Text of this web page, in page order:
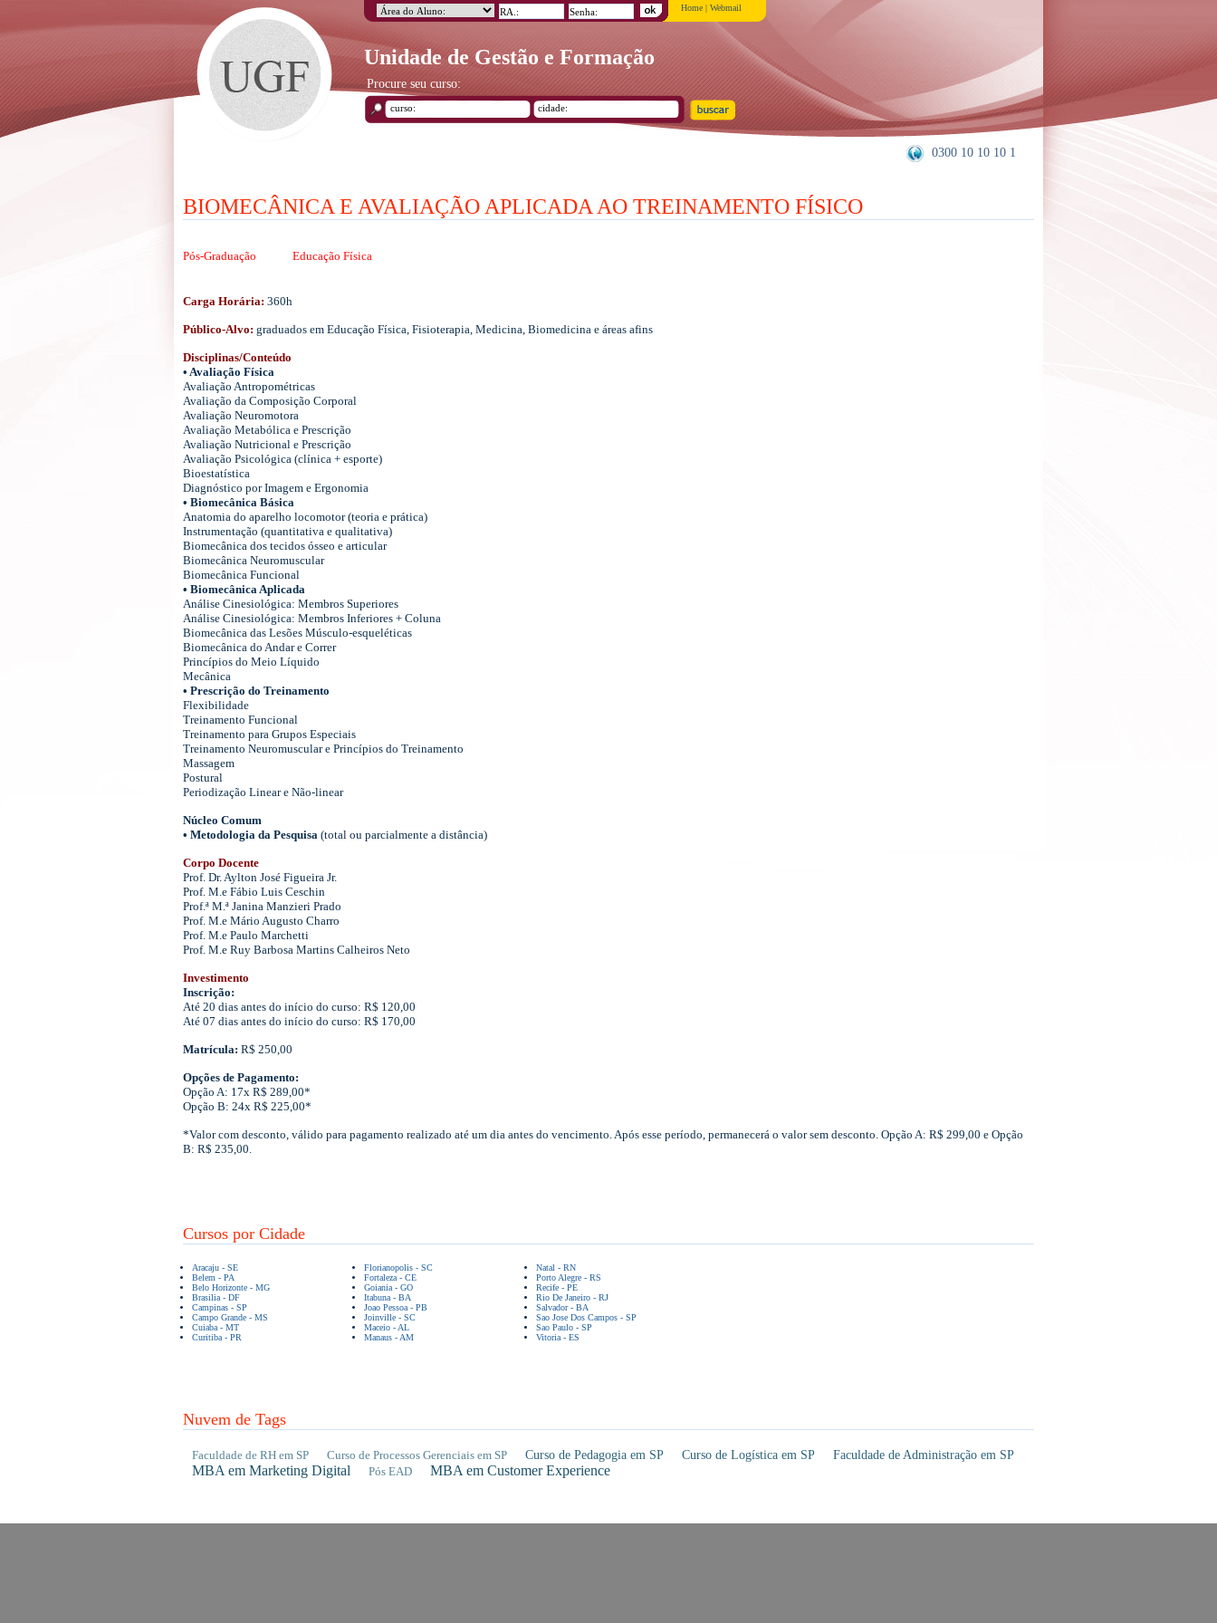
Unidade de Gestão e Formação
Home | Webmail
Procure seu curso:
0300 10 10 10 1
BIOMECÂNICA E AVALIAÇÃO APLICADA AO TREINAMENTO FÍSICO
Pós-Graduação Educação Física
Carga Horária: 360h
Público-Alvo: graduados em Educação Física, Fisioterapia, Medicina, Biomedicina e áreas afins
Disciplinas/Conteúdo
• Avaliação Física
Avaliação Antropométricas
Avaliação da Composição Corporal
Avaliação Neuromotora
Avaliação Metabólica e Prescrição
Avaliação Nutricional e Prescrição
Avaliação Psicológica (clínica + esporte)
Bioestatística
Diagnóstico por Imagem e Ergonomia
• Biomecânica Básica
Anatomia do aparelho locomotor (teoria e prática)
Instrumentação (quantitativa e qualitativa)
Biomecânica dos tecidos ósseo e articular
Biomecânica Neuromuscular
Biomecânica Funcional
• Biomecânica Aplicada
Análise Cinesiológica: Membros Superiores
Análise Cinesiológica: Membros Inferiores + Coluna
Biomecânica das Lesões Músculo-esqueléticas
Biomecânica do Andar e Correr
Princípios do Meio Líquido
Mecânica
• Prescrição do Treinamento
Flexibilidade
Treinamento Funcional
Treinamento para Grupos Especiais
Treinamento Neuromuscular e Princípios do Treinamento
Massagem
Postural
Periodização Linear e Não-linear
Núcleo Comum
• Metodologia da Pesquisa (total ou parcialmente a distância)
Corpo Docente
Prof. Dr. Aylton José Figueira Jr.
Prof. M.e Fábio Luis Ceschin
Prof.ª M.ª Janina Manzieri Prado
Prof. M.e Mário Augusto Charro
Prof. M.e Paulo Marchetti
Prof. M.e Ruy Barbosa Martins Calheiros Neto
Investimento
Inscrição:
Até 20 dias antes do início do curso: R$ 120,00
Até 07 dias antes do início do curso: R$ 170,00
Matrícula: R$ 250,00
Opções de Pagamento:
Opção A: 17x R$ 289,00*
Opção B: 24x R$ 225,00*
*Valor com desconto, válido para pagamento realizado até um dia antes do vencimento. Após esse período, permanecerá o valor sem desconto. Opção A: R$ 299,00 e Opção
B: R$ 235,00.
Cursos por Cidade
Aracaju - SE
Belem - PA
Belo Horizonte - MG
Brasilia - DF
Campinas - SP
Campo Grande - MS
Cuiaba - MT
Curitiba - PR
Florianopolis - SC
Fortaleza - CE
Goiania - GO
Itabuna - BA
Joao Pessoa - PB
Joinville - SC
Maceio - AL
Manaus - AM
Natal - RN
Porto Alegre - RS
Recife - PE
Rio De Janeiro - RJ
Salvador - BA
Sao Jose Dos Campos - SP
Sao Paulo - SP
Vitoria - ES
Nuvem de Tags
Faculdade de RH em SP Curso de Processos Gerenciais em SP Curso de Pedagogia em SP Curso de Logística em SP Faculdade de Administração em SP
MBA em Marketing Digital Pós EAD MBA em Customer Experience